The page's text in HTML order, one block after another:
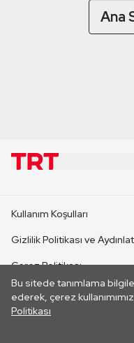
Ana
Bu sitede tanımlama
ederek, çerez
Politikası
CANLI YAYINLAR
Kullanım Koşulları
Gizlilik Politikası ve
Çerez Politikası
İletişim
Her hakkı saklıdır.